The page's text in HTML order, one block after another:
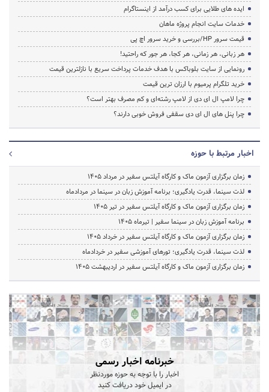
ایده های طلایی برای کسب درآمد از اینستاگرام
خدمات سایت انجام پروژه ماهان
قیمت سرور HP/بررسی و خرید سرور اچ پی
هر زبانی، هر زمانی، هر کجا، هر جور که راحتید!
رونمایی از سایت بلوباکس با هدف خدمات پرداخت سریع با نازلترین قیمت
خرید تلگرام پرمیوم با ارزان ترین قیمت
چرا لامپ ال ای دی از لامپ رشته‌ای و کم مصرف بهتر است؟
چرا پنل های ال ای دی سقفی فروش خوبی دارند؟
اخبار مرتبط با حوزه
زمان برگزاری آزمون ماک و کارگاه آیلتس سفیر در مرداد 1405
لذت سینما، قدرت یادگیری؛ برنامه آموزش زبان در سینما در مردادماه
زمان برگزاری آزمون ماک و کارگاه آیلتس سفیر در تیر 1405
برنامه آموزش زبان در سینما سفیر | تیرماه ۱۴۰۵
زمان برگزاری آزمون ماک و کارگاه آیلتس سفیر در خرداد 1405
لذت سینما، قدرت یادگیری؛ تورهای آموزشی سفیر در خردادماه
زمان برگزاری آزمون ماک و کارگاه آیلتس سفیر در اردیبهشت 1405
خبرنامه اخبار رسمی
اخبار را با توجه به حوزه موردنظر
در ایمیل خود دریافت کنید